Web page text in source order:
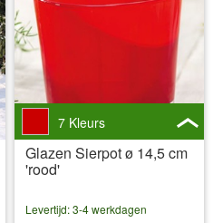
7 Kleurs
Glazen Sierpot ø 14,5 cm
'rood'
Levertijd: 3-4 werkdagen